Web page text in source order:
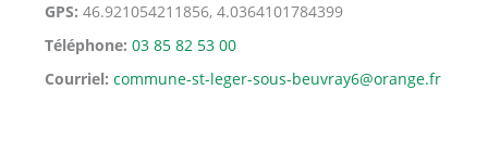
GPS 46.921054211856, 4.0364101784399
Téléphone 03 85 82 53 00
Courriel commune-st-leger-sous-beuvray6@orange.fr